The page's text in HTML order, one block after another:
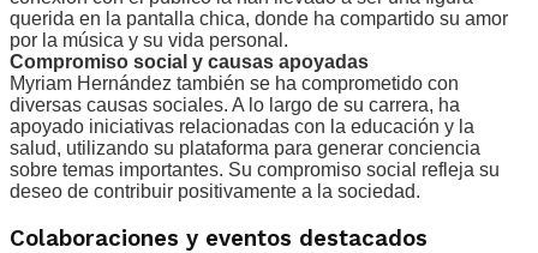
querida en la pantalla chica, donde ha compartido su amor
por la música y su vida personal.
Compromiso social y causas apoyadas
Myriam Hernández también se ha comprometido con
diversas causas sociales. A lo largo de su carrera, ha
apoyado iniciativas relacionadas con la educación y la
salud, utilizando su plataforma para generar conciencia
sobre temas importantes. Su compromiso social refleja su
deseo de contribuir positivamente a la sociedad.
Colaboraciones y eventos destacados